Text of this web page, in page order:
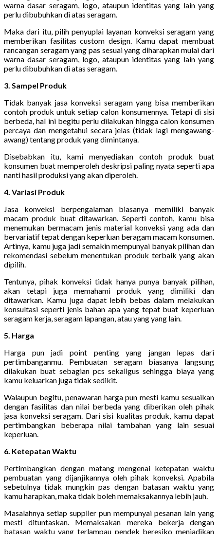
warna dasar seragam, logo, ataupun identitas yang lain yang
perlu dibubuhkan di atas seragam.
Maka dari itu, pilih penyuplai layanan konveksi seragam yang
memberikan fasilitas custom design. Kamu dapat membuat
rancangan seragam yang pas sesuai yang diharapkan mulai dari
warna dasar seragam, logo, ataupun identitas yang lain yang
perlu dibubuhkan di atas seragam.
3. Sampel Produk
Tidak banyak jasa konveksi seragam yang bisa memberikan
contoh produk untuk setiap calon konsumennya. Tetapi di sisi
berbeda, hal ini begitu perlu dilakukan hingga calon konsumen
percaya dan mengetahui secara jelas (tidak lagi mengawang-
awang) tentang produk yang dimintanya.
Disebabkan itu, kami menyediakan contoh produk buat
konsumen buat memperoleh deskripsi paling nyata seperti apa
nanti hasil produksi yang akan diperoleh.
4. Variasi Produk
Jasa konveksi berpengalaman biasanya memiliki banyak
macam produk buat ditawarkan. Seperti contoh, kamu bisa
menemukan bermacam jenis material konveksi yang ada dan
bervariatif tepat dengan keperluan beragam macam konsumen.
Artinya, kamu juga jadi semakin mempunyai banyak pilihan dan
rekomendasi sebelum menentukan produk terbaik yang akan
dipilih.
Tentunya, pihak konveksi tidak hanya punya banyak pilihan,
akan tetapi juga memahami produk yang dimiliki dan
ditawarkan. Kamu juga dapat lebih bebas dalam melakukan
konsultasi seperti jenis bahan apa yang tepat buat keperluan
seragam kerja, seragam lapangan, atau yang yang lain.
5. Harga
Harga pun jadi point penting yang jangan lepas dari
pertimbanganmu. Pembuatan seragam biasanya langsung
dilakukan buat sebagian pcs sekaligus sehingga biaya yang
kamu keluarkan juga tidak sedikit.
Walaupun begitu, penawaran harga pun mesti kamu sesuaikan
dengan fasilitas dan nilai berbeda yang diberikan oleh pihak
jasa konveksi seragam. Dari sisi kualitas produk, kamu dapat
pertimbangkan beberapa nilai tambahan yang lain sesuai
keperluan.
6. Ketepatan Waktu
Pertimbangkan dengan matang mengenai ketepatan waktu
pembuatan yang dijanjikannya oleh pihak konveksi. Apabila
sebetulnya tidak mungkin pas dengan batasan waktu yang
kamu harapkan, maka tidak boleh memaksakannya lebih jauh.
Masalahnya setiap supplier pun mempunyai pesanan lain yang
mesti dituntaskan. Memaksakan mereka bekerja dengan
batasan waktu yang terlampau pendek beresiko menjadikan